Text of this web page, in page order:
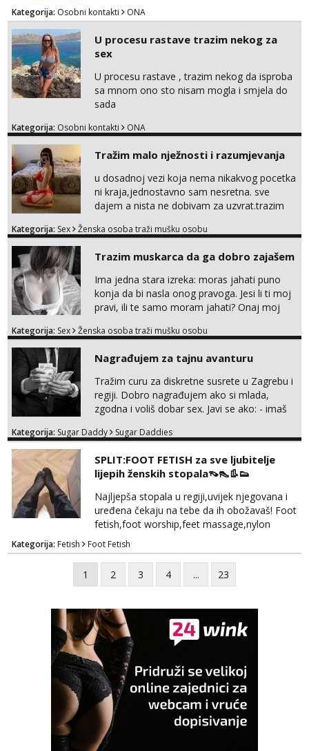
what sapp 0957660399.
Kategorija: Osobni kontakti ONA
U procesu rastave trazim nekog za
sex
U procesu rastave , trazim nekog da isproba
sa mnom ono sto nisam mogla i smjela do
sada
Kategorija: Osobni kontakti ONA
Tražim malo nježnosti i razumjevanja
u dosadnoj vezi koja nema nikakvog pocetka
ni kraja,jednostavno sam nesretna. sve
dajem a nista ne dobivam za uzvrat.trazim
trazim puno samo malo njeznosti i
poljupce po tijelu koji me jako
pale,obozavam kad muskarac preuzme
kontrolu . javi se :) Klikni na link ispod i nadji
me tamo, cekam te!
Kategorija: Sex Ženska osoba traži mušku osobu
Trazim muskarca da ga dobro zajašem
Ima jedna stara izreka: moras jahati puno
konja da bi nasla onog pravoga. Jesi li ti moj
pravi, ili te samo moram jahati? Onaj moj
na sexdater link i javi mi se tamo....
Kategorija: Sex Ženska osoba traži mušku osobu
Nagrađujem za tajnu avanturu
Tražim curu za diskretne susrete u Zagrebu i
regiji. Dobro nagrađujem ako si mlada,
zgodna i voliš dobar sex. Javi se ako: - imaš
kosu - se dobro ljubiš - si fleksibilna s
dostupna radnim danom (vikendi i noći su za
obitelj) - vodiš brigu o zdravlju i koristiš
zaštitu Ne javljajte se: - debele - frajeri i
paro...
Kategorija: Sugar Daddy Sugar Daddies
SPLIT:FOOT FETISH za sve ljubitelje
lijepih ženskih stopala👡👠👢👟
Najljepša stopala u regiji,uvijek njegovana i
uređena čekaju na tebe da ih obožavaš! Foot
fetish,foot worship,feet massage,nylon
fetish,trampling... Ponedjeljak-subota:15-
20.30h. Samo za istinske obožavatelje ovog
fetisha,isključivo POZIV. Sex i sl.ISKLJUČENO!
Kategorija: Fetish Foot Fetish
1 2 3 4 ... 23